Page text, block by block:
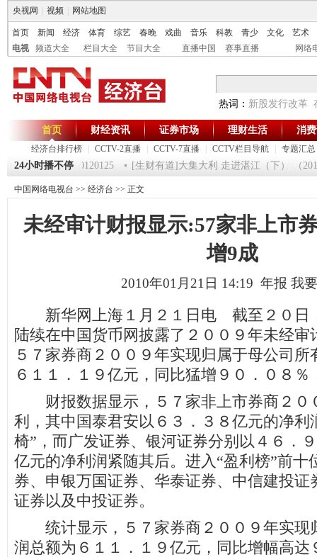
央视网 视频 网站地图
首页 新闻 经济 体育 综艺 春晚 戏曲 音乐 科教 青少 文化
艺术
电视
频道大全 栏目大全 节目大全 直播中国 赛事直播 网络
热词： 新股发行改革
首页
经济台排行榜 CCTV-2直播 CCTV-7直播 CCTV栏目导航 专题汇总
财经资讯 证券市场 理财生活 消
24小时播不停
《第一时间》 20120125 [生财有道]大集大利 走进湛江（下） （
中国网络电视台 >> 经济台 >> 正文
未经审计财报显示:57家非上市
增9成
2010年01月21日 14:19 年报 我
新华网上海１月２１日电 截至２０日
陆续在中国货币网披露了２００９年未经审
５７家券商２００９年实现归属于母公司
６１１．１９亿元，同比猛增９０．０８％
财报数据显示，５７家非上市券商２０
利，其中国泰君安以６３．３８亿元的净利
椅”，而广发证券、银河证券分别以４６．
亿元的净利润紧随其后。进入“盈利榜”前十
券、申银万国证券、华泰证券、中信建投证
证券以及中投证券。
统计显示，５７家券商２００９年实现
润总额为６１１．１９亿元，同比增幅高达